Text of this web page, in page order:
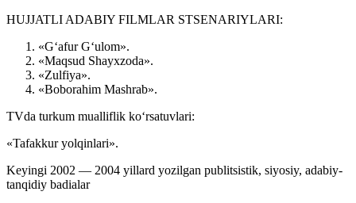
HUJJATLI ADABIY FILMLAR STSENARIYLARI:
«G‘afur G‘ulom».
«Maqsud Shayxzoda».
«Zulfiya».
«Boborahim Mashrab».
TVda turkum mualliflik ko‘rsatuvlari:
«Tafakkur yolqinlari».
Keyingi 2002 — 2004 yillard yozilgan publitsistik, siyosiy, adabiy-
tanqidiy badialar